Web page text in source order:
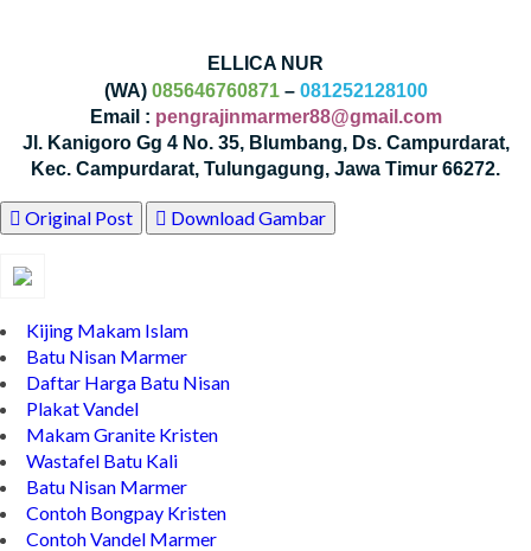
ELLICA NUR
(WA) 085646760871– 081252128100
Email : pengrajinmarmer88@gmail.com
Jl. Kanigoro Gg 4 No. 35, Blumbang, Ds. Campurdarat,
Kec. Campurdarat, Tulungagung, Jawa Timur 66272.
Original Post Download Gambar
Kijing Makam Islam
Batu Nisan Marmer
Daftar Harga Batu Nisan
Plakat Vandel
Makam Granite Kristen
Wastafel Batu Kali
Batu Nisan Marmer
Contoh Bongpay Kristen
Contoh Vandel Marmer